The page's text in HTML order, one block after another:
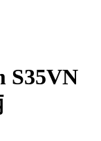
S35VN